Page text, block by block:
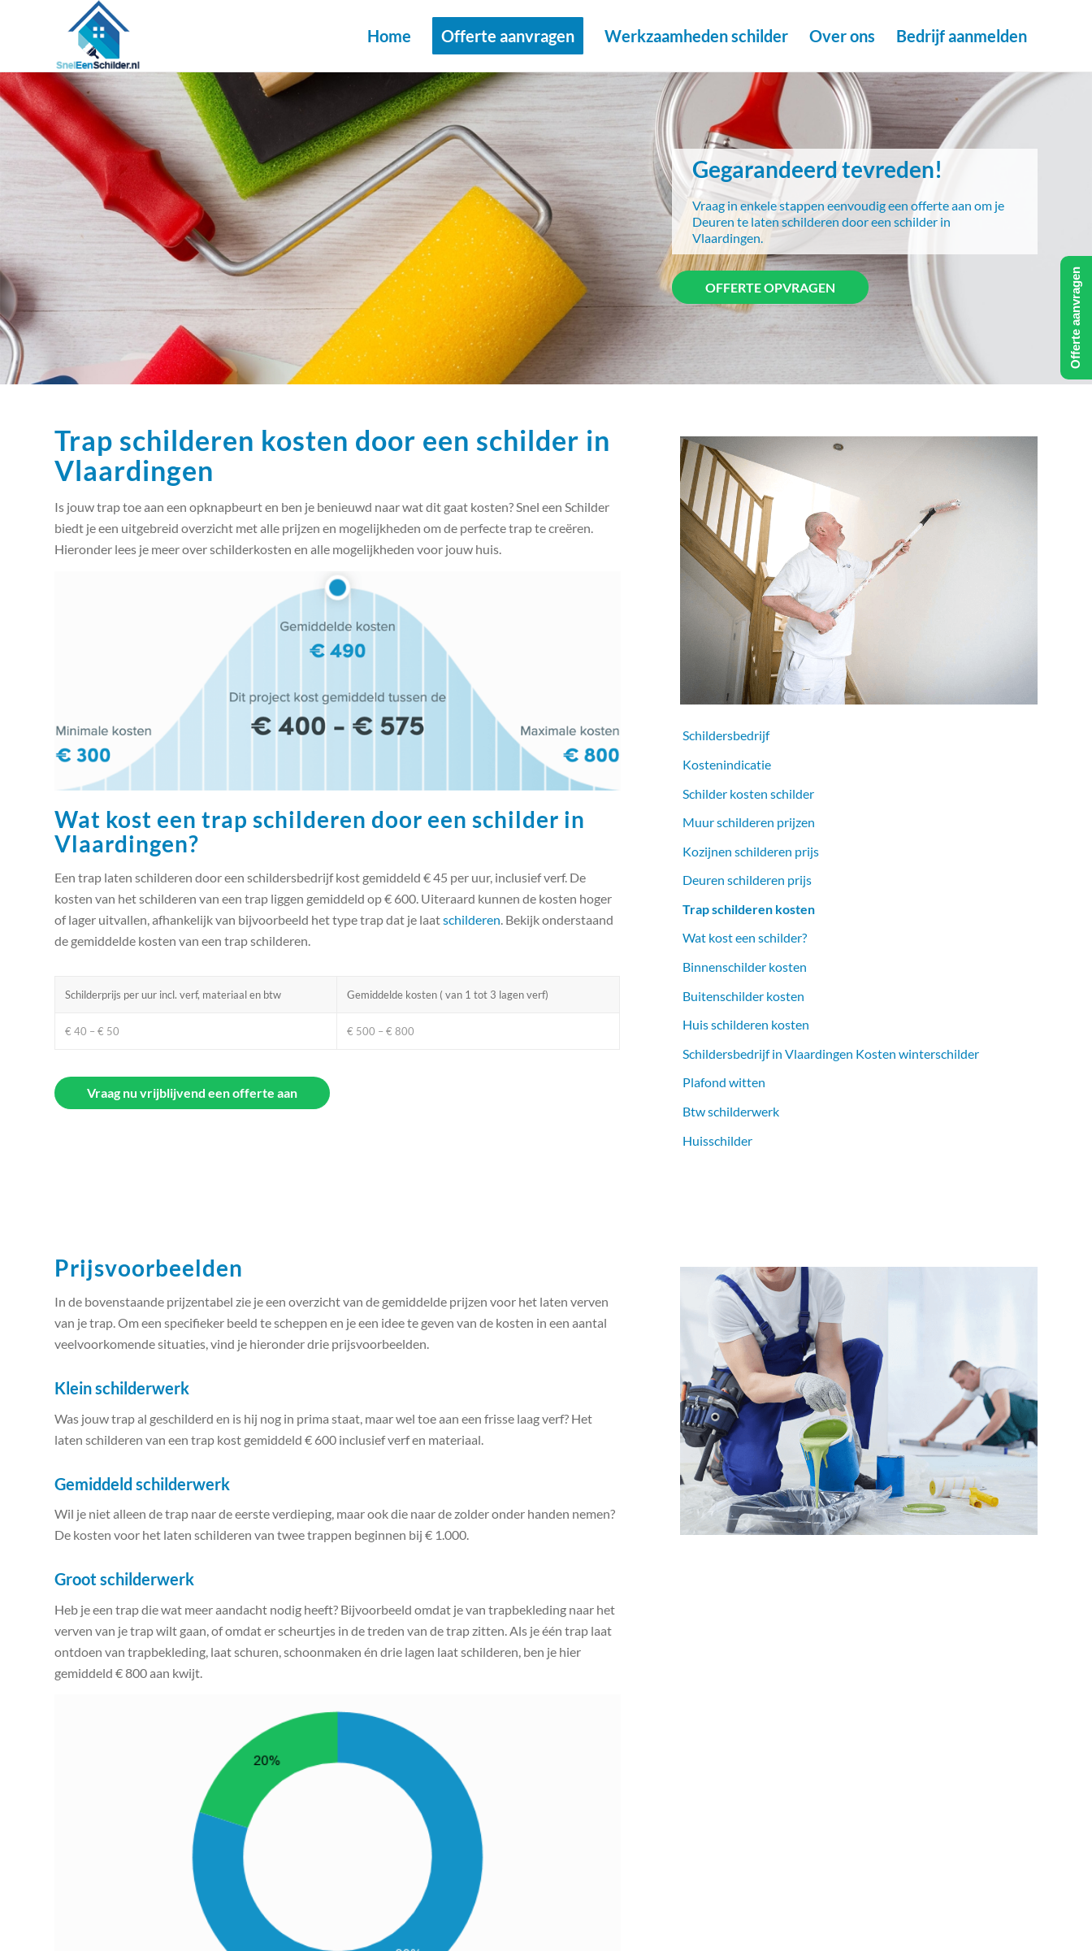
Home Offerte aanvragen Werkzaamheden schilder Over ons Bedrijf aanmelden
Gegarandeerd tevreden!
Vraag in enkele stappen eenvoudig een offerte aan om je
Deuren te laten schilderen door een schilder in
Vlaardingen.
OFFERTE OPVRAGEN
Trap schilderen kosten door een schilder in
Vlaardingen
Is jouw trap toe aan een opknapbeurt en ben je benieuwd naar wat dit gaat kosten? Snel een Schilder
biedt je een uitgebreid overzicht met alle prijzen en mogelijkheden om de perfecte trap te creëren.
Hieronder lees je meer over schilderkosten en alle mogelijkheden voor jouw huis.
Wat kost een trap schilderen door een schilder in
Vlaardingen?
Een trap laten schilderen door een schildersbedrijf kost gemiddeld € 45 per uur, inclusief verf. De
kosten van het schilderen van een trap liggen gemiddeld op € 600. Uiteraard kunnen de kosten hoger
of lager uitvallen, afhankelijk van bijvoorbeeld het type trap dat je laatschilderen. Bekijk onderstaand
de gemiddelde kosten van een trap schilderen.
Schilderprijs per uur incl. verf, materiaal en btw Gemiddelde kosten ( van 1 tot 3 lagen verf)
€ 40 – € 50 € 500 – € 800
Vraag nu vrijblijvend een offerte aan
Schildersbedrijf
Kostenindicatie
Schilder kosten schilder
Muur schilderen prijzen
Kozijnen schilderen prijs
Deuren schilderen prijs
Trap schilderen kosten
Wat kost een schilder?
Binnenschilder kosten
Buitenschilder kosten
Huis schilderen kosten
Schildersbedrijf in Vlaardingen Kosten winterschilder
Plafond witten
Btw schilderwerk
Huisschilder
Prijsvoorbeelden
In de bovenstaande prijzentabel zie je een overzicht van de gemiddelde prijzen voor het laten verven
van je trap. Om een specifieker beeld te scheppen en je een idee te geven van de kosten in een aantal
veelvoorkomende situaties, vind je hieronder drie prijsvoorbeelden.
Klein schilderwerk
Was jouw trap al geschilderd en is hij nog in prima staat, maar wel toe aan een frisse laag verf? Het
laten schilderen van een trap kost gemiddeld € 600 inclusief verf en materiaal.
Gemiddeld schilderwerk
Wil je niet alleen de trap naar de eerste verdieping, maar ook die naar de zolder onder handen nemen?
De kosten voor het laten schilderen van twee trappen beginnen bij € 1.000.
Groot schilderwerk
Heb je een trap die wat meer aandacht nodig heeft? Bijvoorbeeld omdat je van trapbekleding naar het
verven van je trap wilt gaan, of omdat er scheurtjes in de treden van de trap zitten. Als je één trap laat
ontdoen van trapbekleding, laat schuren, schoonmaken én drie lagen laat schilderen, ben je hier
gemiddeld € 800 aan kwijt.
Offerte aanvragen